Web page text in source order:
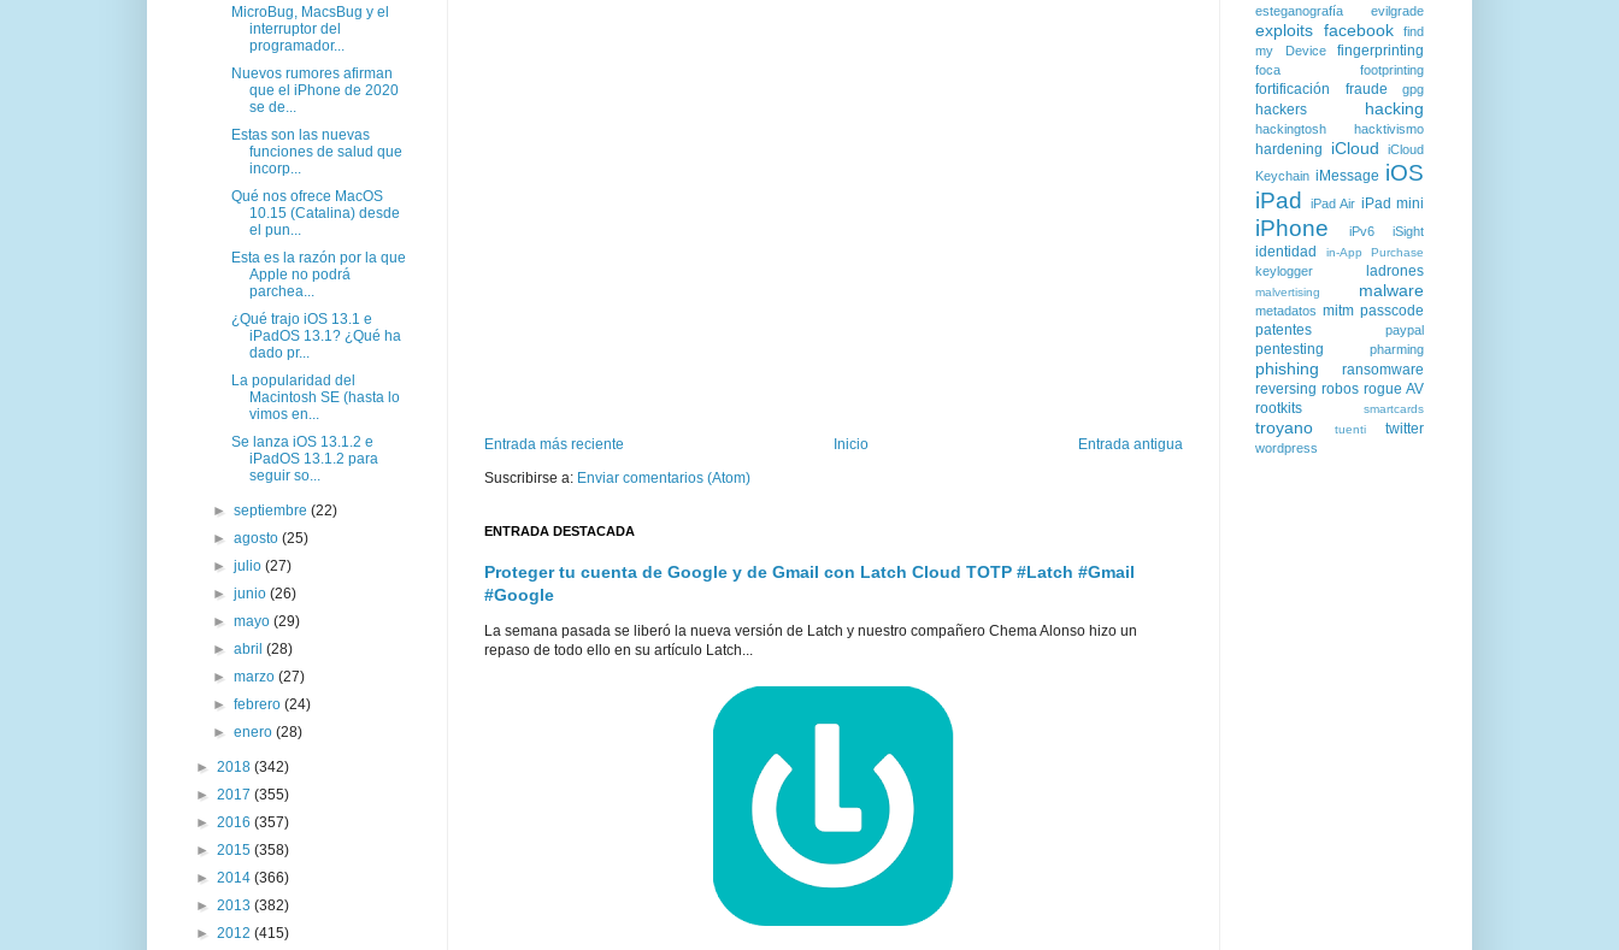
Entrada más reciente Entrada antigua
Inicio
Suscribirse a: Enviar comentarios (Atom)
ENTRADA DESTACADA
Proteger tu cuenta de Google y de Gmail con Latch Cloud TOTP #Latch #Gmail
#Google
La semana pasada se liberó la nueva versión de Latch y nuestro compañero Chema Alonso hizo un
repaso de todo ello en su artículo Latch...
MicroBug, MacsBug y el
interruptor del
programador...
Nuevos rumores afirman
que el iPhone de 2020
se de...
Estas son las nuevas
funciones de salud que
incorp...
Qué nos ofrece MacOS
10.15 (Catalina) desde
el pun...
Esta es la razón por la que
Apple no podrá
parchea...
¿Qué trajo iOS 13.1 e
iPadOS 13.1? ¿Qué ha
dado pr...
La popularidad del
Macintosh SE (hasta lo
vimos en...
Se lanza iOS 13.1.2 e
iPadOS 13.1.2 para
seguir so...
►septiembre(22)
►agosto(25)
►julio(27)
►junio(26)
►mayo(29)
►abril(28)
►marzo(27)
►febrero(24)
►enero(28)
► 2018 (342)
► 2017 (355)
► 2016 (357)
► 2015 (358)
► 2014 (366)
► 2013 (382)
► 2012 (415)
esteganografía
evilgrade
exploits facebook
find
my Device
fingerprinting
foca footprinting
fortificación fraude gpg
hackers hacking
hackingtosh hacktivismo
hardening iCloud
iCloud
Keychain iMessage iOS
iPad
iPad Air iPad mini
iPhone iPv6 iSight
identidad in-App Purchase
keylogger ladrones
malvertising malware
metadatos mitm passcode
patentes
paypal
pentesting pharming
phishing
ransomware
reversing robos rogue AV
rootkits
smartcards
troyano tuenti twitter
wordpress